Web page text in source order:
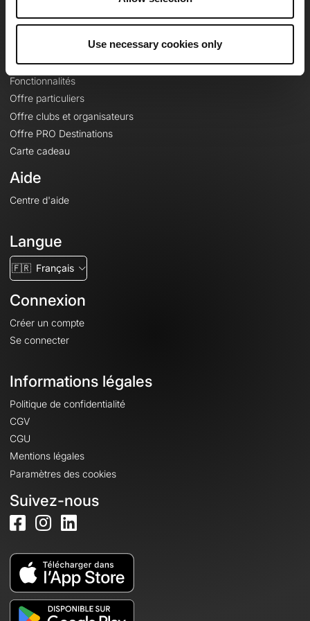
Use necessary cookies only
Le Mag'
Fonds de cartes topographiques
Fonctionnalités
Offre particuliers
Offre clubs et organisateurs
Offre PRO Destinations
Carte cadeau
Aide
Centre d'aide
Langue
🇫🇷 Français
Connexion
Créer un compte
Se connecter
Informations légales
Politique de confidentialité
CGV
CGU
Mentions légales
Paramètres des cookies
Suivez-nous